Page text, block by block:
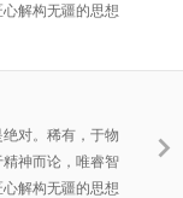
解构无疆的思想
对。稀有，于物
神而论，唯睿智
解构无疆的思想